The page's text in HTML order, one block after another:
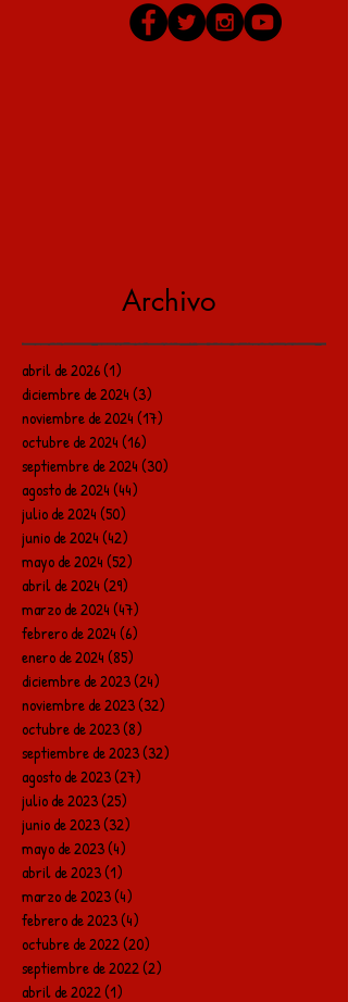
Archivo
abril de 2026(1)
diciembre de 2024(3)
noviembre de 2024(17)
octubre de 2024(16)
septiembre de 2024(30)
agosto de 2024(44)
julio de 2024(50)
junio de 2024(42)
mayo de 2024(52)
abril de 2024(29)
marzo de 2024(47)
febrero de 2024(6)
enero de 2024(85)
diciembre de 2023(24)
noviembre de 2023(32)
octubre de 2023(8)
septiembre de 2023(32)
agosto de 2023(27)
julio de 2023(25)
junio de 2023(32)
mayo de 2023(4)
abril de 2023(1)
marzo de 2023(4)
febrero de 2023(4)
octubre de 2022(20)
septiembre de 2022(2)
abril de 2022(1)